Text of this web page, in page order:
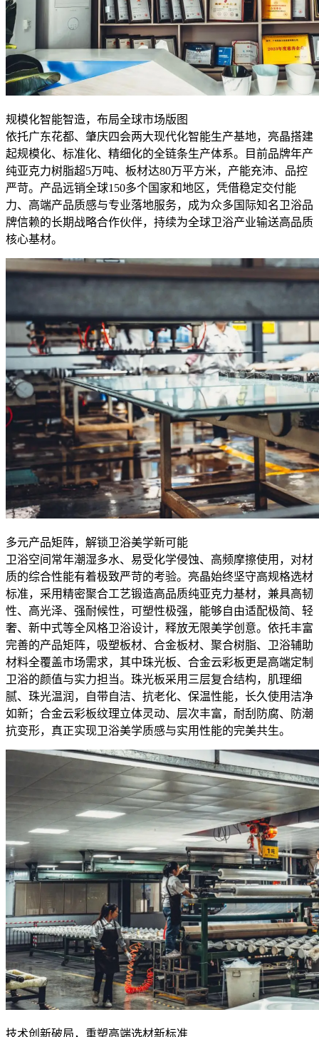
规模化智能智造，布局全球市场版图
依托广东花都、肇庆四会两大现代化智能生产基地，亮晶搭建
起规模化、标准化、精细化的全链条生产体系。目前品牌年产
纯亚克力树脂超5万吨、板材达80万平方米，产能充沛、品控
严苛。产品远销全球150多个国家和地区，凭借稳定交付能
力、高端产品质感与专业落地服务，成为众多国际知名卫浴品
牌信赖的长期战略合作伙伴，持续为全球卫浴产业输送高品质
核心基材。
多元产品矩阵，解锁卫浴美学新可能
卫浴空间常年潮湿多水、易受化学侵蚀、高频摩擦使用，对材
质的综合性能有着极致严苛的考验。亮晶始终坚守高规格选材
标准，采用精密聚合工艺锻造高品质纯亚克力基材，兼具高韧
性、高光泽、强耐候性，可塑性极强，能够自由适配极简、轻
奢、新中式等全风格卫浴设计，释放无限美学创意。依托丰富
完善的产品矩阵，吸塑板材、合金板材、聚合树脂、卫浴辅助
材料全覆盖市场需求，其中珠光板、合金云彩板更是高端定制
卫浴的颜值与实力担当。珠光板采用三层复合结构，肌理细
腻、珠光温润，自带自洁、抗老化、保温性能，长久使用洁净
如新；合金云彩板纹理立体灵动、层次丰富，耐刮防腐、防潮
抗变形，真正实现卫浴美学质感与实用性能的完美共生。
技术创新破局，重塑高端选材新标准